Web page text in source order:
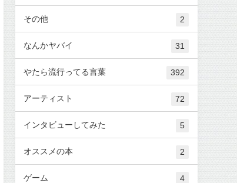
その他 2
なんかヤバイ 31
やたら流行ってる言葉 392
アーティスト 72
インタビューしてみた 5
オススメの本 2
ゲーム 4